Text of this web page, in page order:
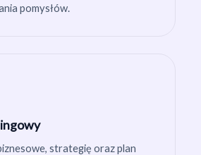
pomysłów.
strategię oraz plan